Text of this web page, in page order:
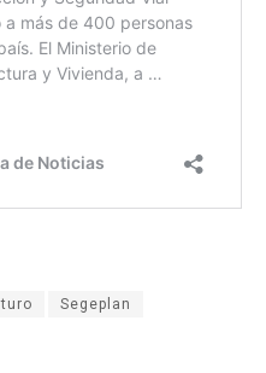
Segeplan